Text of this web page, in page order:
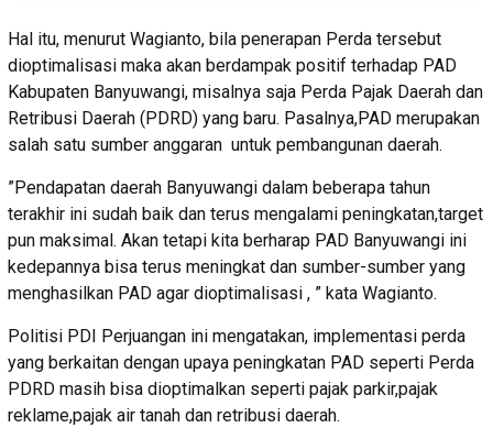
Hal itu, menurut Wagianto, bila penerapan Perda tersebut
dioptimalisasi maka akan berdampak positif terhadap PAD
Kabupaten Banyuwangi, misalnya saja Perda Pajak Daerah dan
Retribusi Daerah (PDRD) yang baru. Pasalnya,PAD merupakan
salah satu sumber anggaran untuk pembangunan daerah.
”Pendapatan daerah Banyuwangi dalam beberapa tahun
terakhir ini sudah baik dan terus mengalami peningkatan,target
pun maksimal. Akan tetapi kita berharap PAD Banyuwangi ini
kedepannya bisa terus meningkat dan sumber-sumber yang
menghasilkan PAD agar dioptimalisasi , ” kata Wagianto.
Politisi PDI Perjuangan ini mengatakan, implementasi perda
yang berkaitan dengan upaya peningkatan PAD seperti Perda
PDRD masih bisa dioptimalkan seperti pajak parkir,pajak
reklame,pajak air tanah dan retribusi daerah.